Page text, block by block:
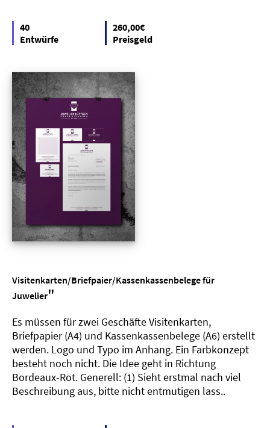
40
Entwürfe
260,00€
Preisgeld
Visitenkarten/Briefpaier/Kassenkassenbelege für
Juwelier"
Es müssen für zwei Geschäfte Visitenkarten,
Briefpapier (A4) und Kassenkassenbelege (A6) erstellt
werden. Logo und Typo im Anhang. Ein Farbkonzept
besteht noch nicht. Die Idee geht in Richtung
Bordeaux-Rot. Generell: (1) Sieht erstmal nach viel
Beschreibung aus, bitte nicht entmutigen lass..